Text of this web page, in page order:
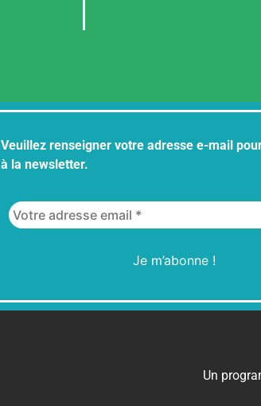
Veuillez renseigner votre adresse e-mail
à la newsletter.
Un